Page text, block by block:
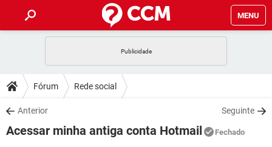
MENU
CELULAR
OUTLOOK
INSTAGRAM GMAIL
DICAS
JOGOS
DOWNLOADS
JOGOS WHATSAPP
Fórum Rede social
Anterior Seguinte
Acessar minha antiga conta Hotmail Fechado